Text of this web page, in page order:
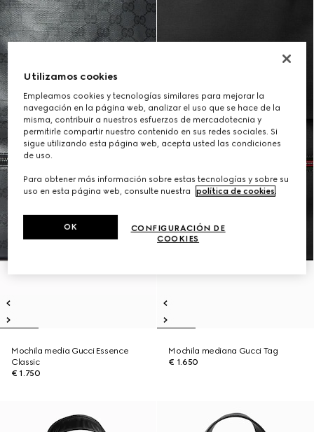
Mochila media Gucci Essence
Classic
€ 1.750
Mochila mediana Gucci Tag
€ 1.650
Utilizamos cookies
Empleamos cookies y tecnologías similares para mejorar la
navegación en la página web, analizar el uso que se hace de la
misma, contribuir a nuestros esfuerzos de mercadotecnia y
permitirle compartir nuestro contenido en sus redes sociales. Si
sigue utilizando esta página web, acepta usted las condiciones
de uso.
Para obtener más información sobre estas tecnologías y sobre su
uso en esta página web, consulte nuestra
política de cookies.
CONFIGURACIÓN DE
COOKIES
OK